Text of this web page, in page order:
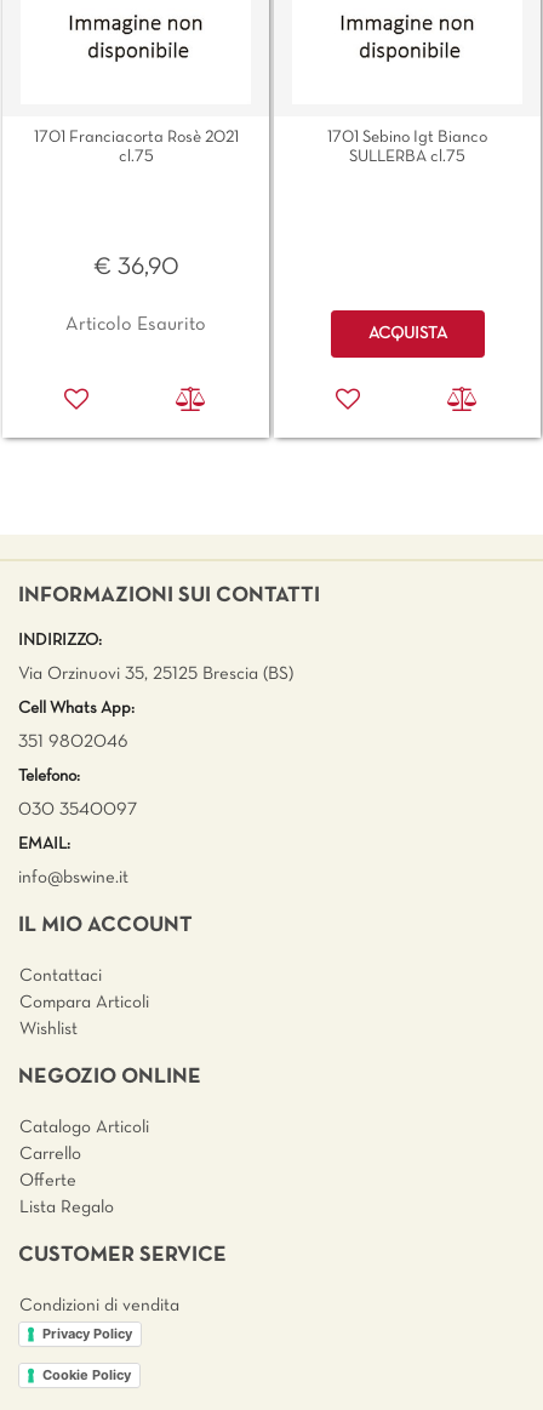
1701 Franciacorta Rosè 2021
cl.75
€ 36,90
Articolo Esaurito
1701 Sebino Igt Bianco
SULLERBA cl.75
Quantità
ACQUISTA
INFORMAZIONI SUI CONTATTI
INDIRIZZO:
Via Orzinuovi 35, 25125 Brescia (BS)
Cell Whats App:
351 9802046
Telefono:
030 3540097
EMAIL:
info@bswine.it
IL MIO ACCOUNT
Contattaci
Compara Articoli
Wishlist
NEGOZIO ONLINE
Catalogo Articoli
Carrello
Offerte
Lista Regalo
CUSTOMER SERVICE
Condizioni di vendita
Privacy Policy
Cookie Policy